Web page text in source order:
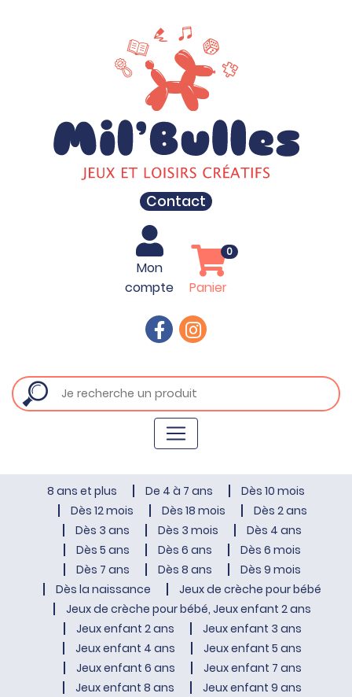
Contact
Mon
compte
Panier
0
8 ans et plus De 4 à 7 ans
Dès 10 mois
Dès 12 mois
Dès 18 mois
Dès 2 ans
Dès 3 ans
Dès 3 mois
Dès 4 ans
Dès 5 ans
Dès 6 ans
Dès 6 mois
Dès 7 ans
Dès 8 ans
Dès 9 mois
Dès la naissance
Jeux de crèche pour bébé
Jeux de crèche pour bébé, Jeux enfant 2 ans
Jeux enfant 2 ans
Jeux enfant 3 ans
Jeux enfant 4 ans
Jeux enfant 5 ans
Jeux enfant 6 ans
Jeux enfant 7 ans
Jeux enfant 8 ans
Jeux enfant 9 ans